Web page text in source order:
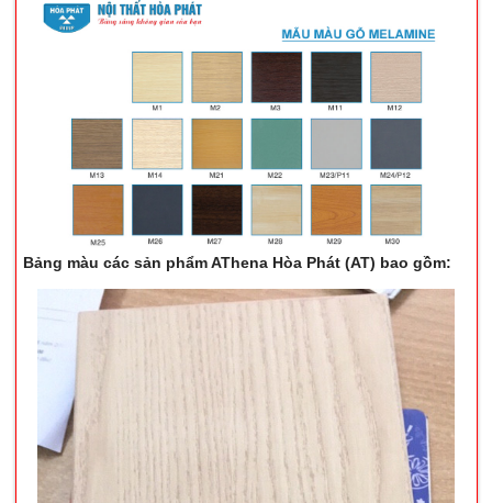
Bảng màu các sản phẩm AThena Hòa Phát (AT) bao gồm: